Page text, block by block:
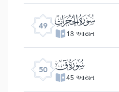
49 ﯞ
18 આયત
50 ﯟ
45 આયત